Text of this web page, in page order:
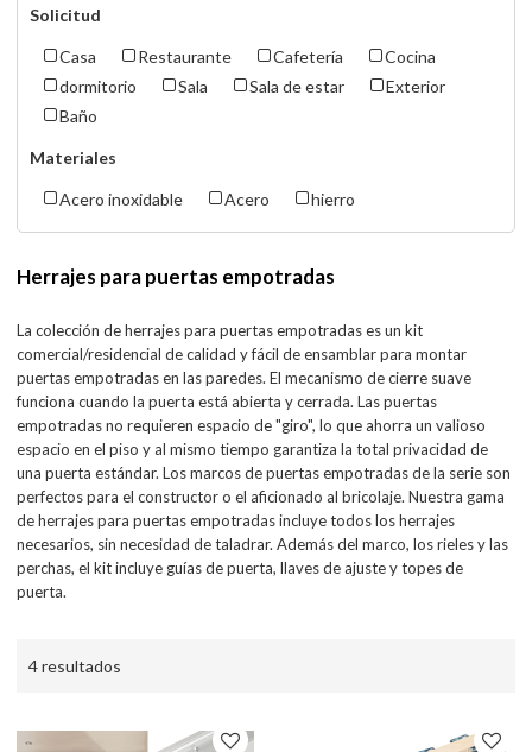
Solicitud
Casa Restaurante Cafetería
Cocina
dormitorio
Sala Sala de estar
Exterior
Baño
Materiales
Acero inoxidable Acero hierro
Herrajes para puertas empotradas
La colección de herrajes para puertas empotradas es un kit
comercial/residencial de calidad y fácil de ensamblar para montar
puertas empotradas en las paredes. El mecanismo de cierre suave
funciona cuando la puerta está abierta y cerrada. Las puertas
empotradas no requieren espacio de "giro", lo que ahorra un valioso
espacio en el piso y al mismo tiempo garantiza la total privacidad de
una puerta estándar. Los marcos de puertas empotradas de la serie son
perfectos para el constructor o el aficionado al bricolaje. Nuestra gama
de herrajes para puertas empotradas incluye todos los herrajes
necesarios, sin necesidad de taladrar. Además del marco, los rieles y las
perchas, el kit incluye guías de puerta, llaves de ajuste y topes de
puerta.
4 resultados